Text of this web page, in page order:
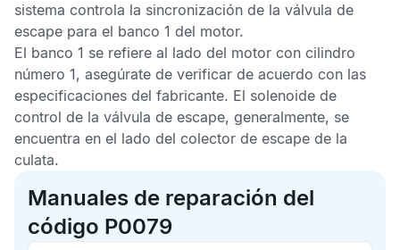
sistema controla la sincronización de la válvula de
escape para el banco 1 del motor.
El banco 1 se refiere al lado del motor con cilindro
número 1, asegúrate de verificar de acuerdo con las
especificaciones del fabricante. El solenoide de
control de la válvula de escape, generalmente, se
encuentra en el lado del colector de escape de la
culata.
Manuales de reparación del
código P0079